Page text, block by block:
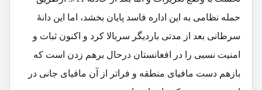
حمله نظامی به این اداره فاسد پایان بخشد، اما این دانۀ
سرطانی بعد از مدتی باردیگر سربالا کرد و اکنون ثبات و
امنیت نسبی را در افغانستان درحال برهم زدن است که
بازهم دست مافیای منطقه و فراتر از آن مافیای جانی در